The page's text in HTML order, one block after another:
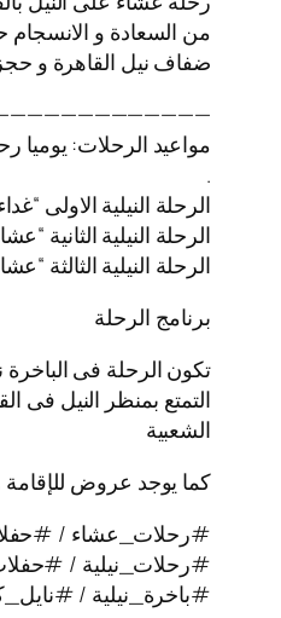
من السعادة و الانسجام
ضفاف نيل القاهرة و حجز
مواعيد الرحلات: يوميا
.
الرحلة النيلية الاولى “غداء” : من
الرحلة النيلية الثانية “عشاء” : من
الرحلة النيلية الثالثة “عشاء” : من
برنامج الرحلة
تكون الرحلة فى
التمتع بمنظر النيل فى
الشعبية
كما يوجد عروض للإقامة
#رحلات_عشاء /
#رحلات_نيلية /
#باخرة_نيلية /